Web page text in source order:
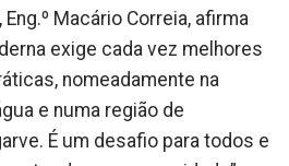
Macário Correia, afirma
exige cada vez melhores
nomeadamente na
e numa região de
É um desafio para todos e